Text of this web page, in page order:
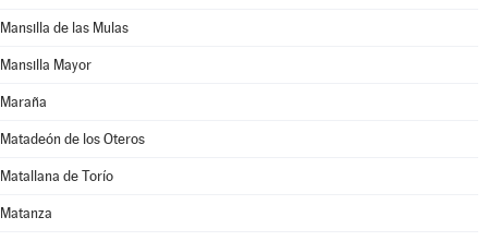
Mansilla de las Mulas
Mansilla Mayor
Maraña
Matadeón de los Oteros
Matallana de Torío
Matanza